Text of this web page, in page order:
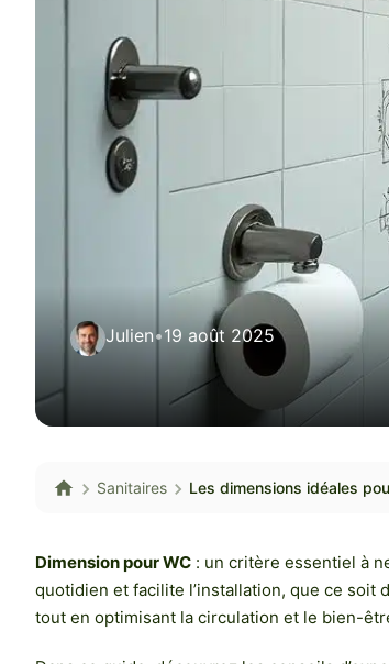
Julien•19 août 2025
Sanitaires Les dimensions idéales
Dimension pour WC : un critère essentiel à
quotidien et facilite l’installation, que ce soit
tout en optimisant la circulation et le bien-